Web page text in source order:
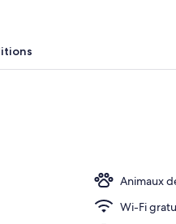
Animaux
Wi-Fi